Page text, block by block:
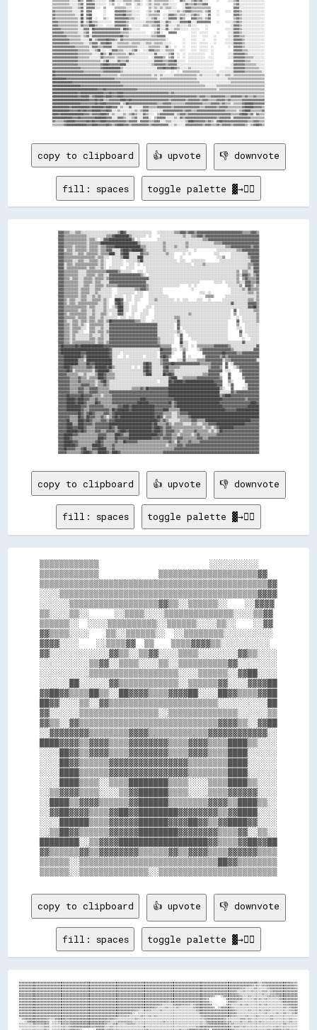
copy to clipboard 👍 upvote 👎 downvote
fill: spaces toggle palette ▓→✊🏽
▓▓▓▓▒▒▒▒░░░░▒▒▒▒░░░░░░░░░░░░░░░░░░░░░░░░░░▒▒██▓▓░░░░░░░░░░░░░░░░░░    ░░░░░░░░░░░░▒▒▒▒▓▓▓▓▒▒▓▓▓▓▒▒▓▓▓▓▓▓▓▓▓▓▓▓▓▓▓▓▓▓▓▓▓▓▓▓▓▓▓▓▓▓▓▓▒▒▒▒▒▒▓▓▓▓▒▒
▓▓▓▓▒▒▒▒▒▒▒▒▒▒▒▒▒▒▒▒░░░░░░░░░░░░░░▒▒▒▒▓▓██████████▒▒░░░░░░░░░░  ░░      ░░░░░░░░░░░░░░░░▒▒░░░░▒▒▒▒▓▓▓▓▒▒▓▓▓▓▓▓▓▓▓▓▓▓▓▓▓▓▓▓▓▓▓▓▓▓▓▓▓▓▓▓▓▓▓▓▓▓▓▓
▓▓▓▓▒▒▒▒▒▒▒▒▒▒▒▒▒▒▒▒░░▒▒▒▒░░  ░░▓▓▓▓████████████████▒▒  ░░            ░░░░░░░░░░░░░░░░░░░░░░░░░░░░░░░░▒▒▒▒▓▓▓▓▓▓▓▓▓▓▓▓▓▓▓▓▓▓▓▓▓▓▓▓▓▓▓▓▓▓▓▓▓▓▓▓
▓▓▓▓▒▒▒▒▒▒▒▒▒▒▒▒▒▒▒▒░░▒▒▒▒▒▒▒▒██████████████████████████▒▒░░░░░░░░░░░░░░░░▒▒░░░░░░░░░░░░░░▒▒░░░░░░░░░░░░░░░░░░▒▒▒▒▒▒▓▓▓▓▓▓▓▓▓▓▓▓▓▓▓▓▓▓▓▓▓▓▓▓▓▓
▓▓▓▓▒▒▒▒▒▒░░▒▒▒▒▒▒▒▒░░▒▒▒▒▒▒░░▒▒▒▒▓▓▓▓▓▓██████████████████▒▒▒▒░░░░░░░░░░░░▒▒░░░░░░▒▒░░░░░░▒▒░░░░░░░░░░░░░░░░░░░░░░░░░░▒▒▒▒▓▓▓▓▓▓▓▓▓▓▓▓▓▓▒▒▓▓▓▓
▓▓▓▓░░▒▒▒▒░░▒▒▒▒▒▒▒▒░░▒▒▒▒▒▒░░▒▒▒▒▓▓▓▓░░░░░░▓▓████▓▓████████▒▒░░░░░░░░░░░░▒▒░░░░░░░░░░░░░░░░    ░░              ░░░░░░░░░░░░░░▒▒▒▒▓▓▓▓▓▓▓▓▓▓▓▓
▓▓▓▓▒▒▒▒▒▒░░░░▒▒▒▒░░▒▒▒▒▒▒▒▒░░▒▒▒▒▒▒████░░░░▓▓████░░░░░░░░▓▓▒▒▒▒░░░░░░░░░░░░▒▒░░░░      ░░  ░░                ░░░░        ░░░░░░░░░░░░▓▓▓▓▓▓▓▓
▓▓▓▓▒▒▒▒▒▒▒▒▒▒▒▒▒▒▒▒▒▒▒▒▒▒░░▒▒▒▒░░░░  ░░░░░░▒▒████░░░░░░████░░░░░░░░░░░░░░░░░░░░░░    ░░                        ░░░░▒▒    ░░░░░░░░░░░░▒▒▓▓▓▓▓▓
▓▓▓▓▒▒▒▒▒▒░░░░▒▒▒▒░░░░▒▒▒▒▒▒░░▒▒░░    ░░░░░░░░  ░░░░░░░░▒▒██░░░░░░░░░░░░░░░░░░░░░░░░  ░░░░    ░░░░░░░░░░          ░░░░░░░░░░░░░░░░░░░░░░▓▓▓▓▓▓
▓▓▓▓░░▒▒▒▒░░▒▒▒▒▒▒▒▒▒▒▒▒▒▒▒▒░░▒▒░░    ░░░░░░░░    ░░░░  ░░  ░░░░░░░░░░░░░░░░░░░░░░░░░░░░░░░░░░  ░░░░░░▒▒░░░░░░░░░░░░░░░░░░░░░░░░░░░░░░▒▒▒▒▓▓▓▓
▓▓▓▓░░▒▒▒▒▒▒▒▒▒▒▒▒▒▒░░▒▒▒▒░░░░▒▒░░  ░░░░░░░░    ░░░░░░        ░░░░░░░░░░░░░░░░░░░░░░░░░░░░░░░░░░░░░░░░░░░░░░░░░░░░░░░░░░░░░░░░░░░░░░░░▒▒░░▓▓▓▓
▓▓▓▓▒▒▒▒▒▒▒▒▒▒░░░░░░▒▒▒▒▒▒▒▒▒▒▒▒▒▒▓▓▓▓▓▓▓▓▒▒░░░░░░░░    ░░░░  ░░░░░░░░░░░░░░░░░░░░░░░░░░░░░░░░░░░░░░░░░░░░░░░░░░░░░░░░░░░░░░░░▒▒  ▒▒▒▒░░░░▓▓▓▓
▓▓▓▓▒▒▒▒▒▒▒▒▒▒░░░░░░▒▒▒▒▒▒░░▒▒▒▒░░░░▓▓▓▓▓▓▓▓▓▓▓▓▓▓▓▓▓▓▓▓▓▓▒▒░░  ░░░░░░░░░░░░░░░░░░░░░░░░░░░░░░░░░░░░░░░░░░░░░░░░░░░░░░░░░░░░░░▒▒░░▓▓▓▓▒▒░░▒▒▓▓
▓▓▓▓▒▒▒▒░░▒▒▒▒░░░░▒▒▒▒▒▒░░▒▒▒▒▒▒░░▒▒▓▓▓▓▓▓▓▓▓▓▓▓▓▓▓▓▓▓▓▓▓▓▓▓▓▓▓▓░░░░░░░░░░░░░░░░░░░░░░░░░░░░░░░░░░░░░░░░░░░░░░░░░░░░░░░░░░░░░░▒▒  ▒▒▓▓▒▒▒▒▒▒▓▓
▓▓▓▓▒▒▒▒▒▒▒▒▒▒░░░░▒▒▒▒▒▒░░▒▒▒▒░░░░░░▓▓▓▓▓▓▓▓▓▓▓▓▓▓▓▓▓▓▓▓▓▓▓▓▓▓░░░░░░░░░░░░░░░░░░░░░░░░░░░░░░░░░░░░░░          ░░░░░░  ░░░░░░░░▒▒░░░░▓▓▓▓▒▒▒▒▓▓
▓▓▓▓▒▒▒▒▒▒▒▒▒▒░░░░▒▒▒▒░░░░▒▒▒▒▒▒░░▒▒▒▒▒▒▒▒▓▓▓▓▓▓▓▓▓▓▓▓▓▓▓▓▓▓▓▓▒▒░░░░░░░░░░░░░░░░░░░░░░      ░░  ░░                      ░░░░░░░░▒▒  ▓▓▓▓▒▒░░▒▒
▓▓▓▓▒▒▒▒▒▒▒▒▒▒░░▒▒▒▒▒▒░░░░▒▒▒▒░░░░░░░░    ░░░░░░░░░░░░▒▒▒▒▓▓▓▓▒▒░░░░░░░░░░                    ░░                          ░░░░░░░░▒▒░░▓▓▒▒▒▒▒▒
▓▓▓▓▒▒▒▒▒▒▒▒▒▒░░▒▒▒▒▒▒░░░░▒▒░░░░░░░░░░    ░░░░░░░░░░░░  ░░░░    ░░░░░░░░░░                          ░░░░  ░░              ░░░░░░░░░░░░▒▒▒▒░░▒▒
▓▓▓▓▒▒▒▒▒▒▒▒▒▒░░▒▒▒▒░░░░▒▒░░▒▒░░░░░░░░  ░░░░░░  ░░░░  ░░░░░░    ░░░░░░░░░░░░░░                          ▒▒▒▒▒▒        ░░░░░░░░░░░░░░░░░░░░░░▒▒
▓▓▓▓▒▒░░▒▒▒▒░░░░▒▒▒▒░░░░▒▒▒▒▒▒░░▒▒░░    ████▓▓  ░░░░  ░░░░      ░░░░▒▒░░░░░░░░░░░░  ░░  ░░░░      ░░░░    ░░        ░░░░░░░░░░░░░░░░░░▒▒▒▒░░▒▒
▓▓▓▓▒▒░░▒▒▒▒░░▒▒▒▒▒▒▒▒▒▒▒▒▒▒░░░░▒▒░░    ▓▓██▓▓░░░░    ░░        ░░░░░░░░░░░░░░░░░░░░░░░░░░░░░░░░░░░░░░░░░░░░░░░░░░░░░░░░░░▓▓░░░░░░░░░░▓▓▓▓▓▓▒▒
▓▓▓▓▒▒▒▒▒▒▒▒▒▒▒▒▒▒▒▒░░▒▒▒▒░░░░░░▒▒░░  ░░▒▒████░░░░  ░░░░      ░░░░  ░░░░░░░░░░░░░░░░░░░░░░░░░░░░░░░░░░░░░░░░░░░░░░░░░░░░░░░░░░░░░░░░░░▓▓▓▓██▒▒
▓▓▓▓▒▒▒▒▒▒▒▒▒▒░░▒▒▒▒░░░░▒▒░░░░░░▒▒░░░░░░░░████░░░░  ░░░░    ░░░░    ░░░░░░░░░░░░░░░░░░░░░░░░░░░░░░░░░░░░░░░░░░░░░░░░░░░░░░  ▓▓  ░░░░░░░░░░▒▒▒▒
▓▓▓▓▒▒░░▒▒▒▒▒▒▒▒▒▒▒▒░░░░▒▒░░░░▒▒▒▒░░  ░░░░▓▓▓▓░░    ░░    ░░░░░░    ░░░░░░░░░░░░░░░░░░░░░░░░▒▒░░░░░░░░░░░░░░░░░░░░░░░░░░░░  ▒▒  ░░░░░░░░░░░░▒▒
▓▓▓▓▒▒▒▒▒▒▒▒░░▒▒▒▒▒▒░░▒▒▒▒░░░░▒▒░░░░░░░░░░  ░░░░  ░░░░    ░░░░      ░░░░░░░░░░░░░░▒▒▒▒░░░░░░░░░░░░░░░░░░░░░░░░░░░░░░░░░░░░    ░░  ░░░░░░░░░░▒▒
▓▓▓▓▒▒░░░░▒▒▒▒░░▒▒▒▒░░▒▒▒▒░░▒▒▒▒░░▒▒██▓▓▓▓▓▓▓▓▓▓▓▓▓▓▓▓▒▒▒▒░░░░    ░░░░░░░░░░░░░░░░░░▓▓░░░░░░░░░░░░░░░░░░░░░░░░░░░░░░░░░░      ▓▓  ░░░░░░░░░░▒▒
▓▓▓▓▒▒▒▒░░▒▒▒▒░░▒▒░░  ▒▒▒▒▒▒▒▒▒▒░░░░▓▓▓▓▓▓▓▓▓▓▓▓▓▓▓▓▓▓▓▓▓▓▓▓▓▓▓▓▓▓▓▓▓▓░░░░░░░░░░░░  ▓▓░░░░░░░░░░░░░░░░░░░░░░░░░░░░░░░░░░      ▒▒    ░░░░░░░░░░
▓▓▓▓▒▒▒▒░░▒▒▒▒▒▒░░░░  ▒▒▒▒░░░░▒▒░░░░▓▓▓▓▓▓▓▓▓▓▓▓▓▓▓▓▓▓▓▓▓▓▓▓▓▓▓▓▓▓▓▓▓▓░░░░░░░░░░░░  ▓▓  ░░░░░░░░░░░░░░░░░░░░░░░░░░░░░░░░      ░░░░  ░░░░░░░░░░
▓▓▓▓▒▒▒▒░░▒▒▒▒░░░░    ▒▒▒▒░░▒▒▒▒░░▒▒▓▓▓▓▓▓▓▓▓▓▓▓▓▓▓▓▓▓▓▓▓▓▓▓▓▓▓▓▓▓▓▓▓▓░░░░░░░░░░░░░░▒▒░░  ░░░░░░░░░░░░░░░░░░░░░░░░░░░░░░        ▓▓  ░░░░░░░░░░
▓▓▓▓▒▒▒▒░░▒▒░░░░░░░░░░▒▒░░░░░░▒▒░░░░▓▓▓▓▓▓▓▓▓▓▓▓▓▓▓▓▓▓▓▓▓▓▓▓▓▓▓▓▓▓▓▓▓▓░░░░░░░░░░░░  ░░▓▓    ░░░░░░░░░░░░░░░░░░░░░░░░░░░░        ▒▒    ░░░░░░░░
▓▓▓▓▒▒▒▒░░▒▒░░░░░░░░░░▒▒▒▒░░▒▒▒▒░░░░▓▓▓▓▓▓▓▓▓▓▓▓▓▓▓▓▓▓▓▓▓▓▓▓▓▓▓▓▓▓▓▓▓▓▒▒░░░░░░░░░░    ▓▓      ░░░░░░░░░░░░░░░░░░░░░░░░░░          ░░    ░░░░░░
▓▓▓▓▒▒▒▒░░▒▒▒▒▒▒▒▒▒▒▒▒▒▒▒▒░░▒▒▒▒░░▒▒▓▓▓▓▓▓▓▓▓▓▓▓▓▓▓▓▓▓▓▓▓▓▓▓▓▓▓▓▓▓▓▓▓▓▒▒░░░░░░░░░░    ██░░░░      ░░░░░░░░░░░░░░░░░░░░░░░░░░░░░░░░▓▓░░░░░░░░░░
▓▓██▓▓▓▓▓▓▓▓██▓▓████████████████▓▓▓▓▓▓▓▓▓▓▓▓▓▓▓▓▓▓▓▓▓▓▓▓▓▓▓▓▓▓▓▓▓▓▓▓▓▓▓▓▒▒▒▒▒▒▒▒      ▒▒░░░░  ░░  ▒▒▒▒▒▒▒▒▒▒▒▒▓▓▓▓▓▓▓▓▓▓▒▒░░░░░░░░░░░░░░░░░░▓▓
▓▓██████████████████████████████████▓▓░░░░░░░░░░░░░░░░░░░░░░░░░░░░░░░░░░██▓▓▓▓▓▓░░░░  ░░▒▒░░      ░░▒▒▓▓▓▓▓▓▓▓▓▓▓▓▓▓▓▓▓▓▓▓▒▒░░░░░░░░░░░░░░▓▓▓▓
▓▓██████████████▓▓▓▓████████████████▓▓░░░░░░  ░░░░░░░░░░░░░░░░░░░░░░░░  ▓▓▓▓▓▓▓▓░░      ▓▓            ▓▓▓▓▓▓▓▓▓▓▓▓▓▓██▓▓▓▓▓▓▓▓▒▒▒▒▓▓▓▓▓▓▓▓▓▓▓▓
▓▓▓▓████████████▓▓▒▒████████████████▓▓░░░░    ░░  ░░░░░░░░░░  ░░░░░░░░  ▓▓██▓▓▒▒        ▓▓  ░░        ░░▓▓▓▓▓▓▓▓▓▓▒▒▓▓▒▒▓▓▓▓▓▓▓▓▓▓▓▓▓▓▓▓▓▓▓▓▓▓
▓▓▓▓██████████▒▒▒▒░░██████████████████░░░░░░░░░░░░░░░░░░░░░░░░░░░░░░░░░░▒▒▓▓▓▓      ░░░░▓▓░░░░░░░░▒▒▒▒▒▒▓▓▓▓▓▓▓▓▓▓▓▓░░▒▒▒▒▓▓▓▓▓▓▓▓▓▓▓▓▓▓▓▓▓▓░░
▓▓▓▓██████████▒▒▒▒▒▒██▓▓▓▓████████████░░░░░░░░░░░░░░░░░░░░░░▓▓██▓▓░░░░░░▒▒▓▓▓▓▓▓██▓▓▓▓▓▓▓▓▓▓▓▓▓▓▓▓▓▓▒▒▒▒▒▒▒▒▓▓▓▓▓▓▓▓  ▓▓  ░░▓▓▓▓▓▓▓▓▓▓▓▓▓▓▓▓▓▓
▓▓▓▓████▓▓▒▒▒▒▒▒▒▒▒▒▓▓▓▓▒▒████████▓▓██▒▒░░░░░░░░░░░░  ░░  ░░▓▓██▓▓░░░░░░░░▓▓██▒▒▒▒▒▒▒▒░░░░░░░░░░░░░░░░░░░░▒▒▓▓▓▓▓▓▒▒  ▓▓    ░░▒▒▓▓▓▓▓▓▓▓▓▓▓▓▓▓
▓▓▓▓▓▓██▓▓░░▒▒▒▒▒▒▒▒▒▒▒▒░░▓▓████████▒▒░░░░░░░░░░░░░░░░░░░░░░▓▓██▓▓░░░░░░░░▓▓▓▓▒▒▒▒░░░░░░░░░░░░░░░░░░░░░░░░▓▓▓▓▓▓▓▓▓▓  ░░░░      ▒▒▓▓▓▓▓▓▓▓▓▓▓▓
▓▓▓▓▓▓▒▒▒▒▒▒▒▒░░░░▒▒░░░░░░▒▒████▓▓▒▒▒▒▒▒░░░░░░░░░░░░░░░░░░░░▒▒████░░░░░░░░██▓▓██▓▓░░░░░░░░░░░░░░░░░░░░▒▒▒▒▓▓▓▓▓▓▓▓░░    ▓▓        ▓▓▓▓▓▓▓▓▓▓▓▓
▓▓▓▓▓▓▓▓▒▒▒▒▒▒▓▓▒▒▒▒░░▒▒▒▒▒▒████▓▓▒▒▒▒▒▒░░░░░░░░░░░░░░░░░░░░░░░░░░░░░░░░░░░░░░▓▓████░░░░▒▒▒▒▒▒▒▒▒▒▓▓▓▓▓▓▓▓▓▓▓▓▓▓▓▓▒▒    ▓▓        ▒▒▓▓▓▓▓▓▓▓▓▓
▓▓▓▓▓▓▓▓▒▒▒▒▒▒▓▓▒▒▒▒▒▒▒▒▒▒░░▒▒▓▓██▒▒░░░░░░░░░░░░░░░░░░░░░░░░░░░░░░░░░░  ░░░░░░██▓▓██████▓▓████████████████████▓▓▓▓▓▓    ▒▒░░        ▓▓▓▓▓▓▓▓▓▓
▓▓▓▓▓▓▓▓▒▒▒▒▒▒▒▒▓▓▓▓▓▓▒▒▒▒░░▒▒▒▒▓▓▒▒░░░░░░░░░░░░░░░░░░░░░░░░░░░░░░░░░░░░░░░░░░██████████████████████████████████▓▓▓▓    ░░▓▓        ░░▓▓▓▓▓▓▓▓
▓▓▓▓▓▓▓▓▒▒▒▒▒▒▓▓▓▓▒▒▒▒▓▓▓▓▓▓▒▒▒▒▒▒▒▒░░░░░░░░░░░░░░░░▒▒▒▒▒▒▓▓▒▒██▓▓▓▓▓▓▓▓▓▓▓▓▓▓████████████████████████████████████▒▒░░    ▓▓      ░░░░▓▓▓▓▓▓▓▓
▓▓▓▓▓▓▓▓▒▒▒▒▒▒▓▓▓▓▒▒▒▒▓▓▓▓▓▓▒▒▒▒▒▒▒▒▓▓▓▓▓▓▓▓▓▓▓▓▓▓▓▓▓▓▓▓▓▓▓▓▓▓▓▓▓▓▓▓▓▓▓▓▓▓▓▓▓▓████████████████████████████████████░░░░░░░░▓▓▒▒▓▓▓▓▓▓▓▓▓▓▓▓▓▓▓▓
▓▓▓▓▓▓██▓▓▓▓▓▓▓▓██▓▓▓▓▓▓▒▒▒▒▒▒░░▒▒▒▒▒▒▓▓▓▓▓▓▓▓▓▓▓▓▓▓▓▓▓▓▓▓▓▓▓▓▓▓▓▓▓▓▓▓▓▓▓▓▓▓▓▓████████████████████████████████████▒▒▓▓████▓▓▓▓▓▓▓▓▓▓▓▓▓▓▓▓▓▓▓▓
▓▓▓▓▓▓██████▓▓████▓▓▓▓▒▒▒▒▓▓▒▒▒▒▒▒▒▒▒▒▓▓▓▓▓▓▓▓▓▓▓▓▓▓▓▓▓▓▓▓████▓▓▓▓▓▓▓▓▓▓▓▓▓▓▓▓▓▓▓▓██████████████████████████████████▓▓▓▓▓▓▓▓▓▓▓▓▓▓▓▓▒▒▓▓▓▓▓▓▓▓
▓▓▓▓▓▓██████▓▓████▓▓▒▒▒▒▒▒██▓▓▒▒▒▒▒▒▒▒▓▓▓▓▓▓▓▓▓▓▓▓▓▓▓▓▓▓████████▓▓▓▓▓▓▓▓▓▓▓▓▓▓██▒▒▓▓██████████████████████████████▓▓▓▓▓▓▓▓▓▓▓▓▓▓▓▓▓▓▓▓▓▓████▓▓
▓▓▓▓▓▓██████████▓▓▓▓▒▒▓▓▓▓▓▓▓▓▓▓▒▒▒▒▒▒▒▒▒▒▓▓▓▓████▓▓████████████████▓▓▓▓▓▓▓▓▓▓▓▓▒▒▓▓████████████████████████████████▓▓▓▓▓▓▓▓▓▓▓▓▓▓▓▓▓▓████████
▓▓▓▓▓▓██████████▓▓▒▒▒▒▓▓▓▓▓▓▓▓▓▓▓▓▓▓▒▒██▓▓████████▓▓████████████████▓▓▓▓▓▓████▒▒▒▒▒▒▒▒████████████████████████████████▓▓▓▓▓▓▓▓████████████████
▓▓▓▓▓▓▓▓▓▓▓▓▓▓██▓▓▒▒▓▓██▓▓▒▒▒▒▒▒▓▓▓▓▒▒▓▓████████████████████████████▓▓▓▓▓▓▒▒▒▒▒▒░░░░▒▒▓▓▓▓▓▓██████████████████████████████████████████████████
▓▓▓▓▓▓▓▓▒▒▒▒▒▒██▓▓▒▒██▓▓▓▓▒▒▒▒▓▓▒▒░░▒▒▓▓██▓▓████████████████████████▓▓██▓▓░░▒▒▒▒░░░░▒▒▒▒▒▒▒▒▓▓████████████████████████████████████████████████
▓▓▓▓▓▓██▒▒▒▒▒▒████▓▓██▓▓▒▒▒▒▒▒▓▓▓▓▒▒▓▓▓▓██████████████████████████████▓▓▒▒▓▓▒▒░░░░░░░░▒▒▒▒▒▒▒▒▓▓▓▓▒▒▒▒▒▒████████████████████████████████▓▓▓▓▓▓
▓▓▓▓▓▓████▒▒▒▒████▓▓▓▓▓▓▒▒▓▓▓▓▓▓▓▓▓▓██████████████████████████████▓▓██▒▒▒▒▒▒▓▓▒▒░░▒▒▒▒▒▒░░░░░░▒▒▒▒░░░░▒▒▒▒▓▓▓▓▓▓████████████████████▓▓▓▓▓▓▓▓▓▓
▓▓▓▓▓▓████▓▓▓▓████▓▓▒▒▒▒▒▒▓▓▓▓▓▓▓▓▓▓██▓▓▒▒████████████████████████▓▓████▓▓▒▒▓▓▓▓▒▒▒▒▒▒▒▒▒▒▒▒▒▒▒▒▒▒▒▒▒▒░░▒▒▒▒░░▒▒▓▓██████████▓▓▓▓▓▓▓▓▓▓▓▓▓▓▓▓▓▓
▓▓▓▓▓▓████████▓▓██▓▓▒▒▒▒▒▒▓▓▓▓▒▒▒▒▓▓▓▓▓▓▒▒▓▓████▓▓████████████████▓▓████▓▓▒▒▓▓▓▓▓▓▒▒▒▒░░▒▒▒▒▒▒▒▒▓▓▒▒▒▒▒▒▒▒░░▒▒░░▒▒██▓▓▓▓▓▓▓▓▓▓▓▓▓▓▓▓▓▓▓▓▓▓▓▓▓▓
▓▓▓▓██████▓▓▓▓▒▒▒▒▒▒▒▒▒▒▒▒▒▒▓▓▓▓▓▓▒▒▒▒▒▒████▓▓▒▒▒▒████████████████████▓▓▓▓▒▒▓▓▓▓▒▒▒▒░░▒▒▒▒▒▒▒▒░░▒▒▓▓▒▒▒▒▒▒▒▒▒▒▒▒▓▓▓▓▓▓▓▓▓▓▓▓▓▓▓▓▓▓▓▓▓▓▓▓▓▓▓▓▓▓
▓▓▓▓████▓▓▒▒▒▒▒▒▒▒▒▒▒▒▒▒▒▒▒▒████▓▓▒▒▒▒▒▒██▓▓▓▓▓▓▓▓████████████████▓▓▓▓▓▓▒▒▓▓▓▓▓▓▒▒▒▒▓▓▓▓▒▒▒▒▒▒▒▒▒▒▓▓▓▓▒▒▒▒▓▓▓▓▓▓▓▓▓▓▓▓▓▓▓▓▓▓▓▓▓▓▓▓▓▓▓▓▓▓▓▓▓▓▓▓
▓▓▓▓██████▓▓▓▓▒▒▒▒▒▒▒▒▒▒▒▒▓▓██▓▓▒▒▒▒▒▒▒▒▓▓▒▒▒▒██▓▓▓▓▓▓▓▓▒▒▒▒▒▒▒▒▒▒▒▒▒▒▒▒▒▒▒▒▒▒▓▓▒▒░░▓▓▒▒▒▒▒▒▓▓▒▒▒▒▒▒▓▓▓▓▓▓▓▓▓▓▓▓▓▓▓▓▓▓▓▓▓▓▓▓▓▓▓▓▓▓▓▓▓▓▓▓▓▓▓▓▓▓
▓▓▓▓████████▓▓▒▒▒▒▒▒▒▒▒▒██████▓▓▒▒▒▒▒▒▓▓▒▒▒▒▒▒▒▒▒▒▒▒▒▒▒▒▒▒▒▒▒▒▒▒▒▒▒▒▒▒▒▒▒▒▒▒░░▒▒▒▒▒▒▓▓▓▓▒▒▓▓▓▓▓▓▓▓▓▓▓▓▓▓▓▓▓▓▓▓▓▓▓▓▓▓▓▓▓▓▓▓▓▓▓▓▓▓▓▓▓▓▓▓▓▓▓▓▓▓▓▓
▓▓▓▓██▓▓▓▓▓▓▒▒▒▒▓▓██▒▒▒▒▓▓▓▓██████▒▒▒▒▓▓▒▒▒▒▒▒▒▒▒▒▒▒▒▒▒▒▒▒▒▒▒▒▒▒▒▒▒▒▒▒▒▒▒▒▒▒▒▒▒▒▒▒▓▓▓▓▓▓▓▓▓▓▓▓▓▓▓▓▓▓▓▓▓▓▓▓▓▓▓▓▓▓▓▓▓▓▓▓▓▓▓▓▓▓▓▓▓▓▓▓▓▓▓▓▓▓▓▓▓▓▓▓
copy to clipboard 👍 upvote 👎 downvote
fill: spaces toggle palette ▓→✊🏽
▒▒▒▒▒▒▒▒▒▒▒▒                          ░░░░░░░░░░
▒▒▒▒▒▒▒▒▒▒▒▒              ▒▒▒▒▒▒▒▒▒▒▒▒▒▒▒▒▒▒▒▒▓▓
▒▒▒▒▒▒▒▒▒▒▒▒▒▒▒▒▒▒▒▒▒▒▒▒▒▒▒▒▒▒▒▒▒▒▒▒▒▒▒▒▒▒▒▒▒▒▓▓
░░░░▒▒▒▒▒▒▒▒▒▒▒▒▒▒▒▒▒▒▒▒▒▒▒▒▒▒▒▒▒▒▒▒▒▒▒▒▒▒▒▒▓▓▓▓
░░░░░░▒▒▒▒▒▒▒▒▒▒▒▒▒▒▒▒▒▒▓▓▒▒░░▒▒▒▒▒▒░░    ░░▓▓▓▓
▒▒░░░░▒▒░░      ░░▒▒▒▒░░░░▒▒▒▒▒▒▒▒▒▒▒▒▒▒░░░░▒▒▓▓
▒▒▒▒▒▒░░  ░░░░▒▒▒▒▒▒▒▒▒▒░░▒▒▒▒▒▒░░░░▒▒░░    ░░▓▓
▓▓▒▒▒▒░░░░    ▒▒░░▒▒▒▒▒▒░░  ░░▒▒▒▒▒▒▒▒░░░░░░░░░░
▓▓▓▓░░░░    ░░▒▒▒▒▓▓  ▒▒    ▒▒▒▒▓▓▓▓▒▒░░░░░░░░░░
▓▓░░░░░░░░░░░░▓▓▒▒░░▒▒▓▓░░░░▒▒▒▒░░░░░░░░▓▓▒▒░░░░
░░░░░░░░░░▒▒▓▓░░▒▒▒▒░░░░▒▒░░▒▒▒▒▒▒▒▒▒▒▓▓░░░░░░░░
░░░░░░░░░░▒▒▒▒▒▒▒▒▒▒▒▒▒▒▒▒▒▒░░░░▒▒▒▒▒▒░░▓▓██░░░░
░░░░░░██░░░░░░▓▓▒▒▒▒▒▒▒▒▒▒▒▒░░▒▒▒▒▒▒▓▓░░░░▓▓▓▓██
▓▓██▓▓▒▒▒▒██▒▒░░██▓▓▓▓▒▒▒▒▓▓▓▓██░░░░██▓▓▒▒▒▒▓▓██
██▓▓░░░░▒▒░░▓▓▒▒▒▒▒▒▒▒▒▒▒▒▒▒▒▒▒▒▒▒▒▒░░░░░░░░░░██
▓▓░░░░░░▒▒▒▒▒▒▒▒▒▒▒▒▒▒▒▒░░▒▒▒▒▒▒▒▒▒▒▒▒▒▒░░░░░░▒▒
▓▓▒▒░░▓▓▒▒▒▒▒▒▒▒▒▒▒▒▒▒▒▒▒▒▒▒▒▒▒▒▒▒▒▒▓▓▓▓▒▒░░▓▓██
░░▓▓▓▓▓▓▓▓▒▒▒▒▒▒▒▒▓▓▓▓▒▒▒▒▒▒▒▒▒▒▒▒▓▓▓▓▓▓▓▓▓▓▓▓░░
████▓▓▓▓▒▒▓▓▓▓▒▒▒▒▓▓▓▓▓▓▓▓▒▒▒▒▓▓▓▓▒▒▒▒████▒▒░░░░
░░░░██▓▓▒▒▓▓▓▓▒▒▒▒▓▓▓▓▓▓▓▓▒▒▒▒▓▓▓▓▒▒▒▒████░░░░░░
░░░░██▓▓▒▒▒▒▒▒▓▓▓▓▓▓▓▓▓▓▓▓▓▓▓▓▒▒▒▒▒▒▒▒████░░░░░░
░░░░████▒▒▒▒▒▒▓▓▓▓▓▓▓▓▓▓▓▓▓▓▓▓▒▒▒▒▒▒▒▒████░░░░░░
░░░░████▒▒▒▒░░▒▒▒▒████████▒▒▒▒░░░░▒▒▒▒████▒▒░░░░
░░▒▒▓▓▓▓▒▒▒▒░░░░▒▒▓▓██████▒▒▒▒░░░░▒▒▒▒▓▓▓▓▓▓░░░░
░░████▒▒▓▓▓▓▒▒▒▒▒▒▓▓██████▒▒▒▒▒▒▒▒▓▓▓▓▒▒████▒▒░░
░░▓▓██▓▓▓▓▒▒▒▒▓▓██▓▓████████▓▓▓▓▓▓▓▓▒▒▓▓████░░░░
░░░░██████▒▒▒▒▓▓▓▓▓▓██████▓▓▓▓██▓▓▒▒▓▓████▓▓░░░░
░░▒▒██▓▓▒▒▒▒▒▒▓▓▓▓▓▓████████▓▓▓▓▓▓▓▓▒▒▒▒▓▓░░▒▒░░
████████░░▒▒▓▓▓▓██████████████████▓▓▒▒▒▒▓▓██▓▓██
▓▓▒▒▒▒▒▒▓▓▒▒▓▓▓▓▓▓▓▓▒▒▒▒▒▒▓▓▒▒▓▓▓▓▒▒▒▒▓▓▓▓▓▓▒▒▒▒
▒▒▒▒▒▒░░▒▒▒▒▒▒▒▒▒▒▒▒▒▒▒▒▒▒▒▒▒▒▒▒▒▒▒▒██▓▓▒▒▒▒▒▒▒▒
copy to clipboard 👍 upvote 👎 downvote
fill: spaces toggle palette ▓→✊🏽
████████████████████████████████████████████████████████████████████████████████████████████████████████████████████████████████████████████████████████████████████████████▓▓▒▒▓▓████████████████████▓▓▓▓
████████████████████████████████████████████████████████████████████████████████████████████████████████████████████████████████████████████████████████████████████████▓▓▒▒▓▓▒▒▓▓▓▓████████████████████▓▓
████████████████████████████████████████████████████████████████████████████████████████████████████████████████████████████████████████████████████████████████▓▓▓▓▒▒▒▒▒▒▓▓▒▒▒▒▒▒▒▒▓▓██████████████████▓▓
██████████████████████████████████████████████████████████████████████████████████████████████████████████████████████████████████████████████████████████████▒▒▒▒▓▓▒▒▒▒▓▓▒▒▒▒▒▒▓▓▓▓▒▒▓▓██████████████████
██████████████████████████████████████████████████████████████████████████████████████████████████████████████████████████████████████████████████████████████▓▓▒▒▒▒▒▒▒▒▒▒▒▒▒▒▒▒▓▓▒▒▒▒▓▓▓▓████████████████
████████████████████████████████████████████████████████████████████████████████████████████████████████████████████████████████████████████▓▓░░  ▒▒████████████▓▓▒▒▒▒▓▓▒▒▒▒▒▒▒▒▒▒▒▒▓▓▓▓▓▓▓▓██████████████
████████████████████████████████████████████████████████████████████████████████████████████████████████████████████████████████████████▓▓          ░░████████████▒▒▒▒▒▒▒▒▓▓▒▒▓▓▒▒▓▓▒▒▒▒▒▒▒▒▓▓████████████
████████████████████████████████████████████████████████████████████████████████████████████████████████████▓▓████████████████████████████▒▒          ▒▒████▓▓▒▒▒▒▒▒▒▒▒▒▒▒▒▒▒▒▒▒▒▒▒▒▒▒▒▒▒▒▒▒▒▒▓▓██████████
██████████████████████████████████████████████████████████████████████████████████████████████████████▓▓▒▒▒▒▒▒▒▒▓▓████▓▓▓▓▓▓▒▒▓▓████████████░░░░    ░░▓▓▓▓▒▒▒▒▒▒▓▓▒▒▓▓▒▒▒▒▒▒▒▒▓▓▒▒▓▓▒▒▒▒▒▒▒▒▒▒▒▒▓▓▓▓██████
██████████████████████████████████████████████████████████████████████████████████████████████████▓▓▒▒▒▒▒▒▓▓▒▒▒▒▒▒▓▓▒▒▒▒▒▒▒▒▒▒▓▓████████████▓▓  ▒▒████████▓▓▒▒▒▒▒▒▒▒▒▒▒▒▒▒▒▒▒▒▒▒▒▒▒▒▒▒▒▒▒▒▒▒▒▒▒▒▓▓▒▒▓▓████
████████████████████████████████████████████████████████████████████████████████████▓▓▒▒▒▒▓▓▓▓▓▓▒▒▒▒▒▒▓▓▒▒▒▒▒▒▒▒▒▒▒▒▒▒▒▒▒▒▒▒▒▒▒▒▓▓██████████████████████████▓▓▒▒▒▒▒▒▒▒▓▓▒▒▒▒▒▒▓▓▒▒▓▓▓▓▒▒▒▒▒▒▒▒▒▒▒▒▒▒▓▓▓▓██
██████████████████████████████████████████████████████████████████████████████████▒▒░░▒▒▒▒▒▒▒▒▒▒▒▒▒▒▒▒▒▒▒▒▒▒▒▒▒▒▒▒▒▒▒▒▒▒▒▒▒▒▒▒▒▒▒▒▓▓██████████████████████████▒▒▒▒▒▒▒▒▒▒▒▒▒▒▒▒▒▒▒▒▓▓▒▒▒▒▒▒▓▓▒▒▒▒▓▓▒▒▒▒▓▓██
████████████████████████████████████████████████████████████████████████▓▓▓▓▓▓▓▓▒▒▒▒▒▒▒▒▓▓▒▒▒▒▓▓▒▒▓▓▒▒▒▒▒▒▒▒▒▒▒▒▒▒▒▒▒▒▒▒▒▒▒▒▒▒▒▒▒▒▒▒▓▓████████████████████▓▓▓▓▒▒▒▒▒▒▓▓▒▒▒▒▒▒▓▓▒▒▒▒▒▒▒▒▓▓▒▒▒▒▒▒▒▒▒▒▒▒▒▒▒▒▒▒
░░▓▓████████████████▓▓▒▒▒▒████████▓▓████████████████████████████▓▓██▓▓▒▒▒▒▒▒▒▒▒▒▒▒▒▒▓▓▒▒▒▒▒▒▒▒▒▒▒▒▒▒▒▒▒▒▒▒▒▒▒▒▒▒▒▒▒▒▒▒▒▒▒▒▒▒▒▒▒▒▒▒▒▒▒▒▓▓████████████▓▓▒▒▒▒▒▒▒▒▒▒▓▓▓▓▒▒▓▓▒▒▒▒▒▒▒▒▒▒▒▒▒▒▓▓▒▒▒▒▒▒▒▒▒▒▒▒▓▓▒▒▒▒
░░░░▒▒██████████████▓▓░░▒▒▒▒▓▓▓▓▓▓▓▓▓▓████████████████████████▓▓▓▓▒▒▒▒▒▒▓▓▓▓▓▓▓▓▓▓▒▒▒▒▒▒▒▒▒▒▒▒▒▒▒▒▒▒▒▒▒▒▓▓▒▒▒▒▒▒▒▒▒▒▒▒▒▒▒▒▒▒▒▒▒▒▒▒▒▒▒▒▒▒████████████▓▓▒▒▓▓▒▒▒▒▒▒▓▓▒▒▒▒▓▓▒▒▒▒▒▒▓▓▒▒▒▒▒▒▒▒▒▒▒▒▒▒▒▒▒▒▒▒▓▓▒▒▒▒
▒▒▒▒▒▒▒▒▒▒▓▓▓▓▓▓▓▓██▓▓░░▒▒▒▒▒▒▓▓▓▓▓▓▓▓████████████████████████▓▓▒▒▒▒▓▓▓▓▒▒▒▒▒▒▓▓▓▓▓▓▒▒▒▒▒▒▒▒▒▒▒▒▒▒▒▒▒▒▒▒▒▒▒▒▒▒▒▒▒▒▒▒▒▒▒▒▒▒▒▒▒▒▒▒▒▒▒▒▒▒▒▒▓▓████████████▓▓▒▒▓▓▒▒▒▒▒▒▒▒▒▒▒▒▒▒▒▒▒▒▒▒▒▒▒▒▒▒▒▒▒▒▒▒▒▒▒▒▓▓▒▒▒▒▒▒▒▒
▒▒▒▒▒▒▒▒▒▒▒▒▒▒▒▒▒▒▓▓▓▓░░▒▒▒▒▒▒▒▒▓▓▒▒▓▓████████████▓▓▓▓▓▓██████▒▒▒▒▓▓▒▒▒▒▒▒▒▒▒▒▒▒▒▒▒▒▒▒▒▒▒▒▓▓▒▒▒▒▒▒▒▒▒▒▒▒▒▒▒▒▒▒▒▒▒▒▒▒▒▒▒▒▒▒▒▒▒▒▒▒▓▓▓▓████████████████████▓▓▒▒▓▓▓▓▒▒▓▓▒▒▒▒▒▒▒▒▒▒▒▒▒▒▒▒▒▒▒▒▒▒▓▓▒▒▒▒▒▒▒▒▒▒▒▒▒▒